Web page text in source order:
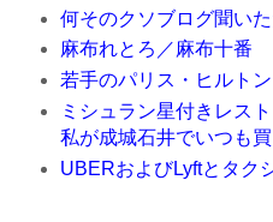
何そのクソブログ聞い
麻布れとろ／麻布十番
若手のパリス・ヒルト
ミシュラン星付きレス
私が成城石井でいつも
UBERおよびLyftとタク